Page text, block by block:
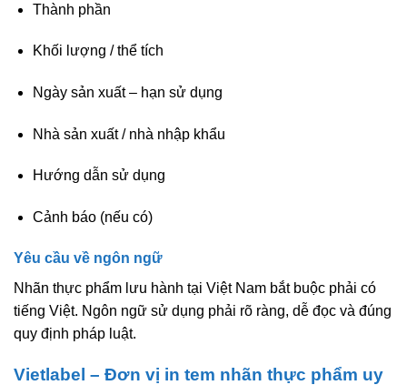
Thành phần
Khối lượng / thể tích
Ngày sản xuất – hạn sử dụng
Nhà sản xuất / nhà nhập khẩu
Hướng dẫn sử dụng
Cảnh báo (nếu có)
Yêu cầu về ngôn ngữ
Nhãn thực phẩm lưu hành tại Việt Nam bắt buộc phải có
tiếng Việt. Ngôn ngữ sử dụng phải rõ ràng, dễ đọc và đúng
quy định pháp luật.
Vietlabel – Đơn vị in tem nhãn thực phẩm uy